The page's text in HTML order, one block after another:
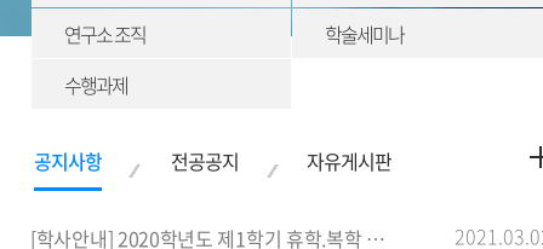
연구소 조직
학술세미나
수행과제
[학사안내] 2020학년도 제1학기 휴학.복학 신청 기간 안내